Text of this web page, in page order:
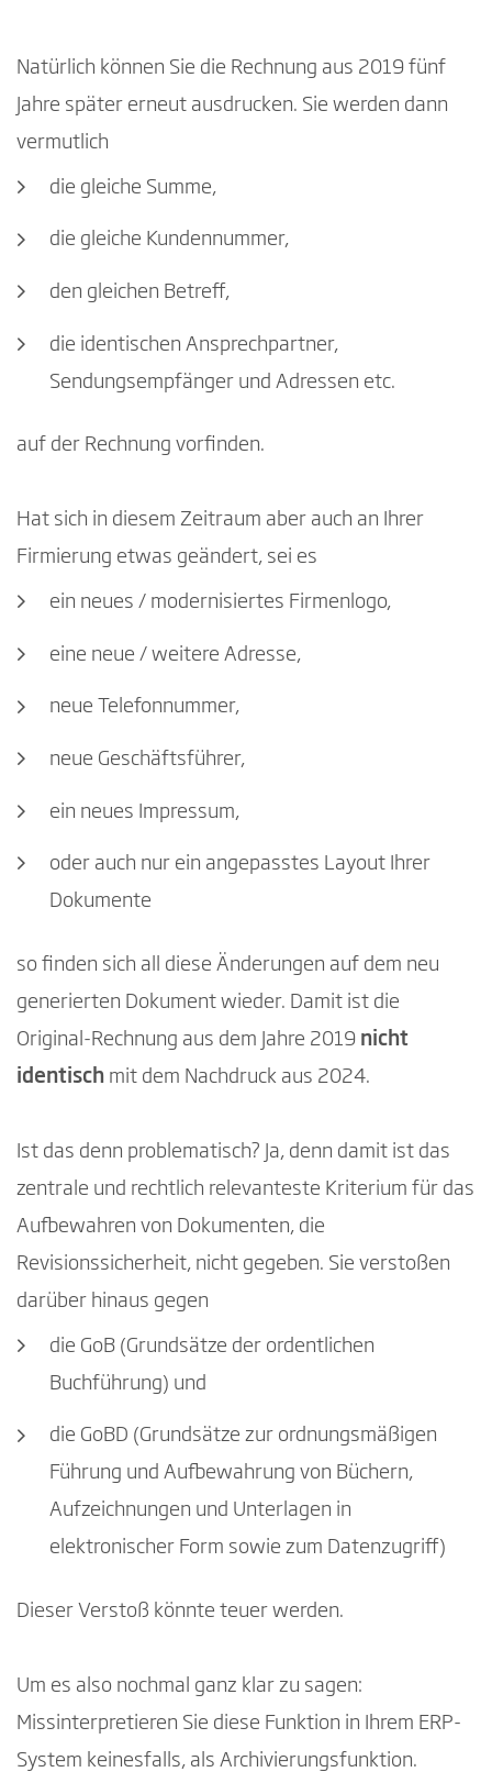
Natürlich können Sie die Rechnung aus 2019 fünf
Jahre später erneut ausdrucken. Sie werden dann
vermutlich
die gleiche Summe,
die gleiche Kundennummer,
den gleichen Betreff,
die identischen Ansprechpartner,
Sendungsempfänger und Adressen etc.
auf der Rechnung vorfinden.
Hat sich in diesem Zeitraum aber auch an Ihrer
Firmierung etwas geändert, sei es
ein neues / modernisiertes Firmenlogo,
eine neue / weitere Adresse,
neue Telefonnummer,
neue Geschäftsführer,
ein neues Impressum,
oder auch nur ein angepasstes Layout Ihrer
Dokumente
so finden sich all diese Änderungen auf dem neu
generierten Dokument wieder. Damit ist die
Original-Rechnung aus dem Jahre 2019 nicht
identisch mit dem Nachdruck aus 2024.
Ist das denn problematisch? Ja, denn damit ist das
zentrale und rechtlich relevanteste Kriterium für das
Aufbewahren von Dokumenten, die
Revisionssicherheit, nicht gegeben. Sie verstoßen
darüber hinaus gegen
die GoB (Grundsätze der ordentlichen
Buchführung) und
die GoBD (Grundsätze zur ordnungsmäßigen
Führung und Aufbewahrung von Büchern,
Aufzeichnungen und Unterlagen in
elektronischer Form sowie zum Datenzugriff)
Dieser Verstoß könnte teuer werden.
Um es also nochmal ganz klar zu sagen:
Missinterpretieren Sie diese Funktion in Ihrem ERP-
System keinesfalls, als Archivierungsfunktion.